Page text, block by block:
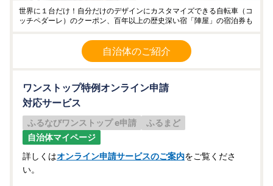
世界に１台だけ！自分だけのデザインにカスタマイズできる自転車（コ
ッチペダーレ）のクーポン、百年以上の歴史深い宿「陣屋」の宿泊券も
自治体のご紹介
ワンストップ特例オンライン申請
対応サービス
ふるなびワンストップ e申請
ふるまど
自治体マイページ
詳しくはオンライン申請サービスのご案内をご覧くださ
い。